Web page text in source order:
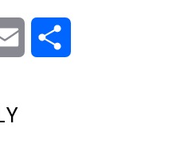
Email